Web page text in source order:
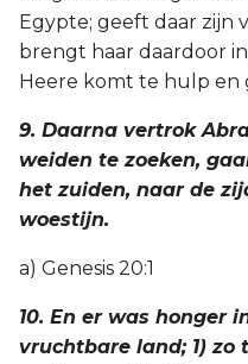
Egypte; geeft daar zijn
brengt haar daardoor
Heere komt te hulp en
9. Daarna vertrok
weiden te zoeken,
het zuiden, naar de
woestijn.
a) Genesis 20:1
10. En er was honger
vruchtbare land; 1) zo